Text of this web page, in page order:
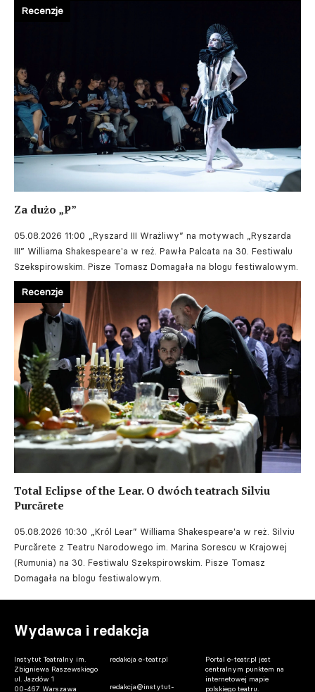
Za dużo „P”
05.08.2026 11:00 „Ryszard III Wrażliwy” na motywach „Ryszarda
III” Williama Shakespeare'a w reż. Pawła Palcata na 30. Festiwalu
Szekspirowskim. Pisze Tomasz Domagała na blogu festiwalowym.
Recenzje
Total Eclipse of the Lear. O dwóch teatrach Silviu
Purcărete
05.08.2026 10:30 „Król Lear” Williama Shakespeare'a w reż. Silviu
Purcărete z Teatru Narodowego im. Marina Sorescu w Krajowej
(Rumunia) na 30. Festiwalu Szekspirowskim. Pisze Tomasz
Domagała na blogu festiwalowym.
Recenzje
Wydawca i redakcja
Instytut Teatralny im.
Zbigniewa Raszewskiego
ul. Jazdów 1
00-467 Warszawa
redakcja e-teatr.pl
redakcja@instytut-
Portal e-teatr.pl jest
centralnym punktem na
internetowej mapie
polskiego teatru.